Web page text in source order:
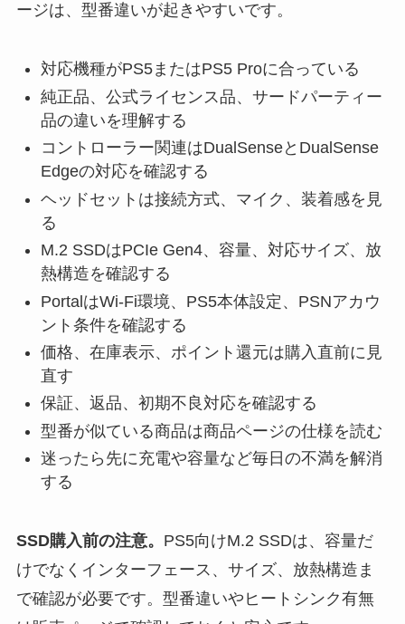
ージは、型番違いが起きやすいです。
対応機種がPS5またはPS5 Proに合っている
純正品、公式ライセンス品、サードパーティー
品の違いを理解する
コントローラー関連はDualSenseとDualSense
Edgeの対応を確認する
ヘッドセットは接続方式、マイク、装着感を見
る
M.2 SSDはPCIe Gen4、容量、対応サイズ、放
熱構造を確認する
PortalはWi-Fi環境、PS5本体設定、PSNアカウ
ント条件を確認する
価格、在庫表示、ポイント還元は購入直前に見
直す
保証、返品、初期不良対応を確認する
型番が似ている商品は商品ページの仕様を読む
迷ったら先に充電や容量など毎日の不満を解消
する
SSD購入前の注意。 PS5向けM.2 SSDは、容量だ
けでなくインターフェース、サイズ、放熱構造ま
で確認が必要です。型番違いやヒートシンク有無